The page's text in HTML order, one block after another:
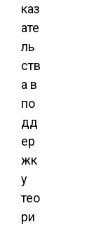
каз
ате
ль
ств
а в
по
дд
ер
жк
у
тео
ри